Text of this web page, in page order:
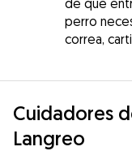
perro
correa,
Cuidadores
Langreo